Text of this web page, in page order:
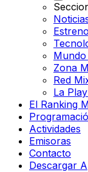
Zona
Red
La
El Ranking
Actividades
Emisoras
Contacto
Descargar